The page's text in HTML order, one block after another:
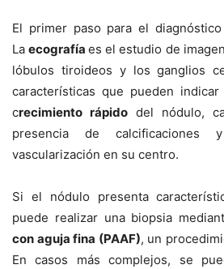
El primer paso para el
Laecografíaes el estudio de
lóbulos tiroideos y los ganglios
características que pueden
crecimiento rápido del nódulo,
presencia de
vascularización en su centro.
Si el nódulo presenta
puede realizar una biopsia
con aguja fina (PAAF), un
En casos más complejos, se